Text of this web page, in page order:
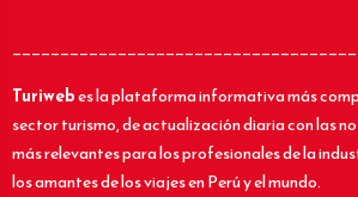
Turiwebes la plataforma informativa más
sector turismo, de actualización diaria con las
más relevantes para los profesionales de la
los amantes de los viajes en Perú y el mundo.